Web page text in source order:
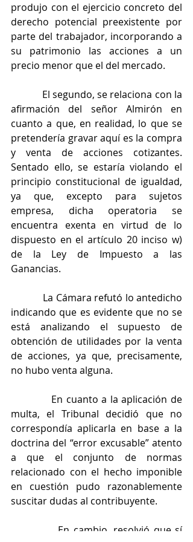
produjo con el ejercicio concreto del
derecho potencial preexistente por
parte del trabajador, incorporando a
su patrimonio las acciones a un
precio menor que el del mercado.
afirmación del señor Almirón en
cuanto a que, en realidad, lo que se
pretendería gravar aquí es la compra
y venta de acciones cotizantes.
Sentado ello, se estaría violando el
principio constitucional de igualdad,
ya que, excepto para sujetos
empresa, dicha operatoria se
encuentra exenta en virtud de lo
dispuesto en el artículo 20 inciso w)
de la Ley de Impuesto a las
Ganancias.
indicando que es evidente que no se
está analizando el supuesto de
obtención de utilidades por la venta
de acciones, ya que, precisamente,
no hubo venta alguna.
multa, el Tribunal decidió que no
correspondía aplicarla en base a la
doctrina del “error excusable” atento
a que el conjunto de normas
relacionado con el hecho imponible
en cuestión pudo razonablemente
suscitar dudas al contribuyente.